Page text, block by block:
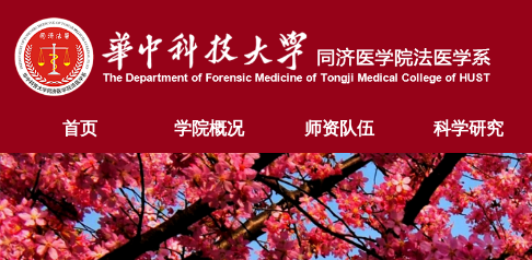
首页 学院概况 师资队伍 科学研究